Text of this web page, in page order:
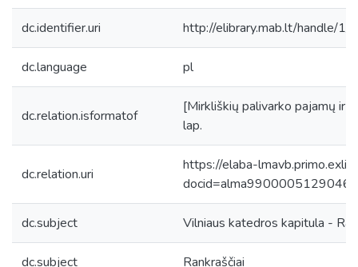
dc.identifier.uri http://elibrary.mab.lt/handle/1/
dc.language pl
dc.relation.isformatof
[Mirkliškių palivarko pajamų ir
lap.
dc.relation.uri
https://elaba-
dc.subject Vilniaus katedros kapitula -
dc.subject Rankraščiai